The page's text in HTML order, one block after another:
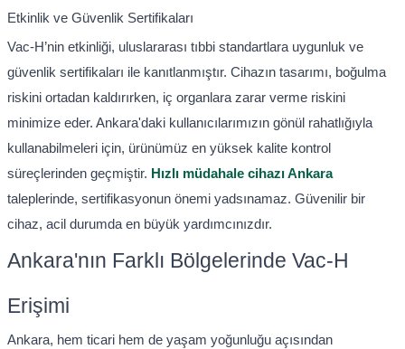
Etkinlik ve Güvenlik Sertifikaları
Vac-H’nin etkinliği, uluslararası tıbbi standartlara uygunluk ve
güvenlik sertifikaları ile kanıtlanmıştır. Cihazın tasarımı, boğulma
riskini ortadan kaldırırken, iç organlara zarar verme riskini
minimize eder. Ankara'daki kullanıcılarımızın gönül rahatlığıyla
kullanabilmeleri için, ürünümüz en yüksek kalite kontrol
süreçlerinden geçmiştir. Hızlı müdahale cihazı Ankara
taleplerinde, sertifikasyonun önemi yadsınamaz. Güvenilir bir
cihaz, acil durumda en büyük yardımcınızdır.
Ankara'nın Farklı Bölgelerinde Vac-H
Erişimi
Ankara, hem ticari hem de yaşam yoğunluğu açısından